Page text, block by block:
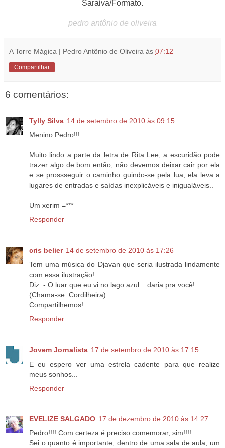
Saraiva/Formato.
pedro antônio de oliveira
A Torre Mágica | Pedro Antônio de Oliveira às 07:12
Compartilhar
6 comentários:
Tylly Silva 14 de setembro de 2010 às 09:15
Menino Pedro!!!
Muito lindo a parte da letra de Rita Lee, a escuridão pode
trazer algo de bom então, não devemos deixar cair por ela
e se prossseguir o caminho guindo-se pela lua, ela leva a
lugares de entradas e saídas inexplicáveis e inigualáveis..
Um xerim =***
Responder
cris belier 14 de setembro de 2010 às 17:26
Tem uma música do Djavan que seria ilustrada lindamente
com essa ilustração!
Diz: - O luar que eu vi no lago azul... daria pra você!
(Chama-se: Cordilheira)
Compartilhemos!
Responder
Jovem Jornalista 17 de setembro de 2010 às 17:15
E eu espero ver uma estrela cadente para que realize
meus sonhos...
Responder
EVELIZE SALGADO 17 de dezembro de 2010 às 14:27
Pedro!!!! Com certeza é preciso comemorar, sim!!!!
Sei o quanto é importante, dentro de uma sala de aula, um